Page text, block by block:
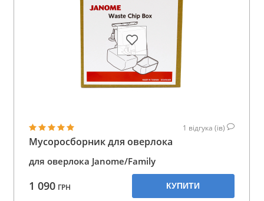
1 відгука (ів)
Мусоросборник для оверлока
для оверлока Janome/Family
1 090 ГРН КУПИТИ